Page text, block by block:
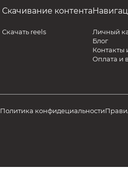
Скачивание контента
Скачать reels
Личный
Блог
Контакты
Оплата и
Политика конфидециальности